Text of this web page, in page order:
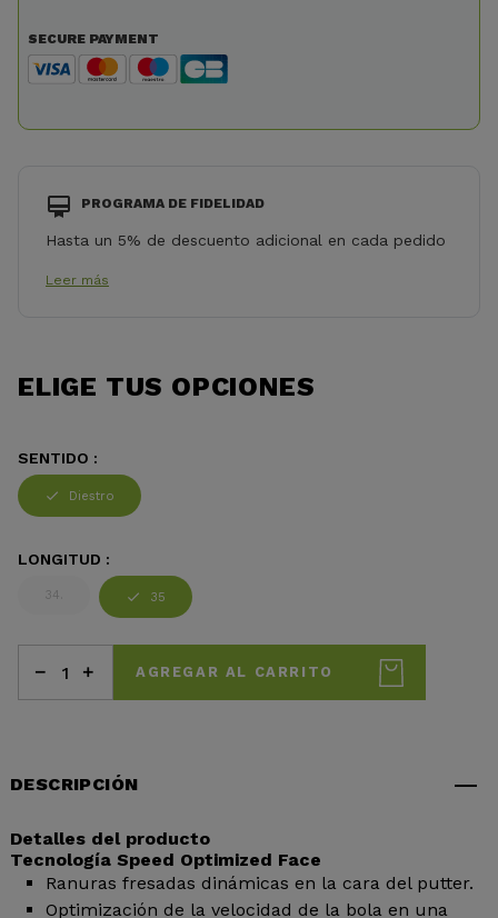
SECURE PAYMENT
PROGRAMA DE FIDELIDAD
Hasta un 5% de descuento adicional en cada pedido
Leer más
ELIGE TUS OPCIONES
SENTIDO :
Diestro
LONGITUD :
34. 35
AGREGAR AL CARRITO
DESCRIPCIÓN
Detalles del producto
Tecnología Speed Optimized Face
Ranuras fresadas dinámicas en la cara del putter.
Optimización de la velocidad de la bola en una